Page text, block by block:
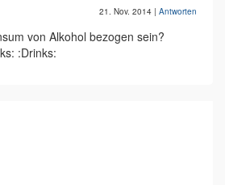
21. Nov. 2014 | Antworten
von Alkohol bezogen sein?
:Drinks: